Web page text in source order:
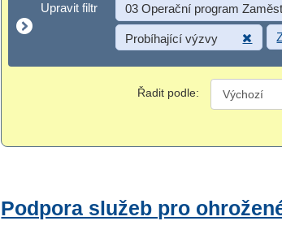
Upravit filtr
Upravit filtr 03 Operační program
Probíhající výzvy
Řadit podle:
Podpora služeb pro